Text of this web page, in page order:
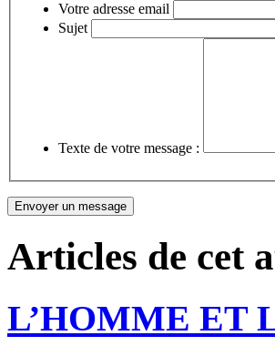
Votre adresse email
Sujet
Texte de votre message :
Articles de cet
L’HOMME ET